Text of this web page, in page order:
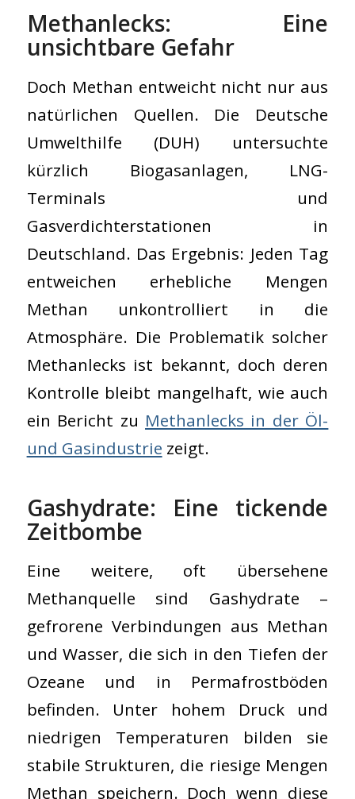
Methanlecks: Eine
unsichtbare Gefahr
Doch Methan entweicht nicht nur aus
natürlichen Quellen. Die Deutsche
Umwelthilfe (DUH) untersuchte
kürzlich Biogasanlagen, LNG-
Terminals und
Gasverdichterstationen in
Deutschland. Das Ergebnis: Jeden Tag
entweichen erhebliche Mengen
Methan unkontrolliert in die
Atmosphäre. Die Problematik solcher
Methanlecks ist bekannt, doch deren
Kontrolle bleibt mangelhaft, wie auch
ein Bericht zu Methanlecks in der Öl-
und Gasindustrie zeigt.
Gashydrate: Eine tickende
Zeitbombe
Eine weitere, oft übersehene
Methanquelle sind Gashydrate –
gefrorene Verbindungen aus Methan
und Wasser, die sich in den Tiefen der
Ozeane und in Permafrostböden
befinden. Unter hohem Druck und
niedrigen Temperaturen bilden sie
stabile Strukturen, die riesige Mengen
Methan speichern. Doch wenn diese